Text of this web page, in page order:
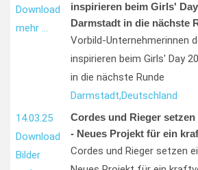
Download
mehr …
inspirieren beim Girls'
Darmstadt in die nächste
Vorbild-Unternehmerinnen
inspirieren beim Girls' Day
in die nächste Runde
Darmstadt,Deutschland
14.03.25
Download
Bilder
Cordes und Rieger
- Neues Projekt für ein
Cordes und Rieger setzen